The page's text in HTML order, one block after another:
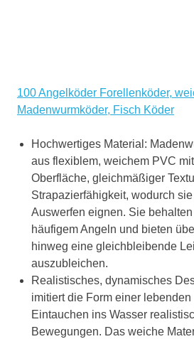
100 Angelköder Forellenköder,
Madenwurmköder, Fisch Köder
Hochwertiges Material:
aus flexiblem, weichem PVC
Oberfläche, gleichmäßiger
Strapazierfähigkeit, wodurch
Auswerfen eignen. Sie
häufigem Angeln und bieten
hinweg eine gleichbleibende
auszubleichen.
Realistisches, dynamisches
imitiert die Form einer
Eintauchen ins Wasser
Bewegungen. Das weiche